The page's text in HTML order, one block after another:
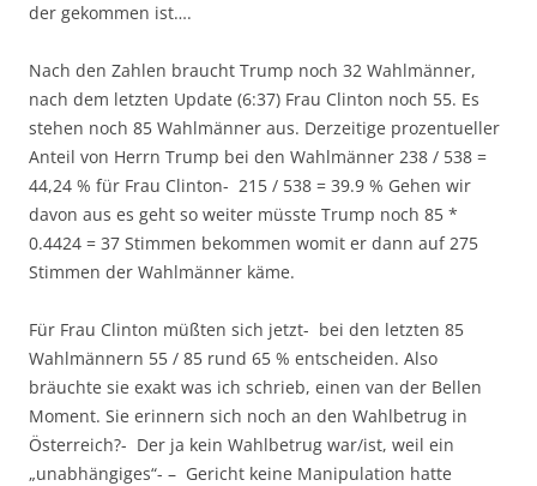
der gekommen ist….
Nach den Zahlen braucht Trump noch 32 Wahlmänner,
nach dem letzten Update (6:37) Frau Clinton noch 55. Es
stehen noch 85 Wahlmänner aus. Derzeitige prozentueller
Anteil von Herrn Trump bei den Wahlmänner 238 / 538 =
44,24 % für Frau Clinton- 215 / 538 = 39.9 % Gehen wir
davon aus es geht so weiter müsste Trump noch 85 *
0.4424 = 37 Stimmen bekommen womit er dann auf 275
Stimmen der Wahlmänner käme.
Für Frau Clinton müßten sich jetzt- bei den letzten 85
Wahlmännern 55 / 85 rund 65 % entscheiden. Also
bräuchte sie exakt was ich schrieb, einen van der Bellen
Moment. Sie erinnern sich noch an den Wahlbetrug in
Österreich?- Der ja kein Wahlbetrug war/ist, weil ein
„unabhängiges“- – Gericht keine Manipulation hatte